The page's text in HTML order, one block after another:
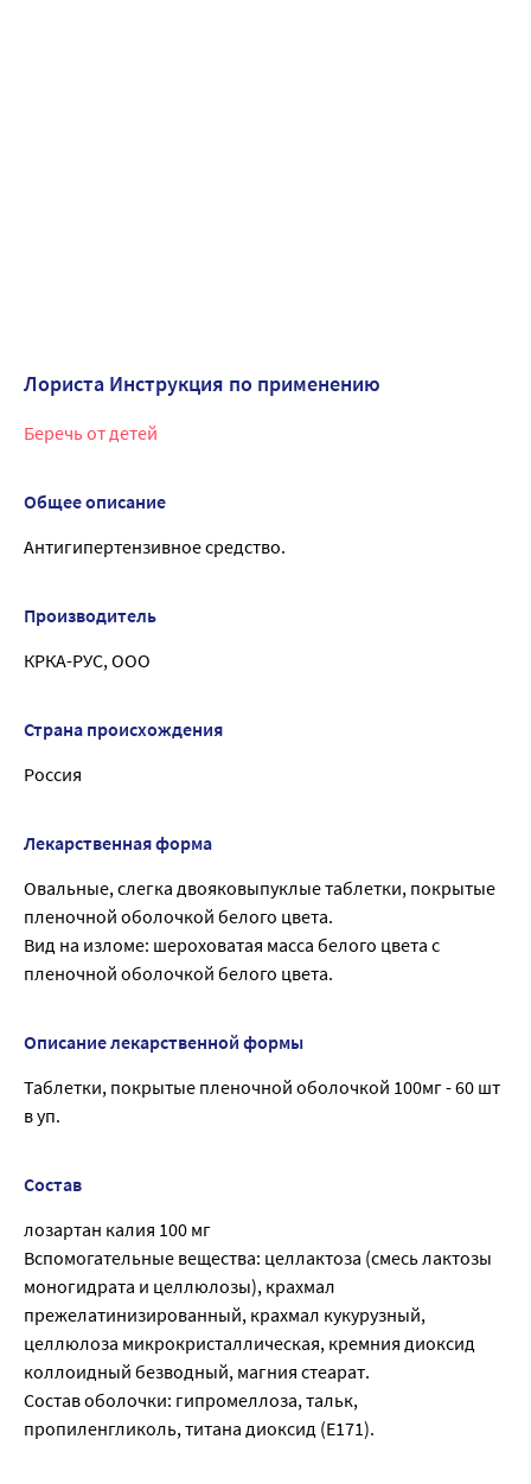
Лориста Инструкция по применению
Беречь от детей
Общее описание
Антигипертензивное средство.
Производитель
КРКА-РУС, ООО
Страна происхождения
Россия
Лекарственная форма
Овальные, слегка двояковыпуклые таблетки, покрытые
пленочной оболочкой белого цвета.
Вид на изломе: шероховатая масса белого цвета с
пленочной оболочкой белого цвета.
Описание лекарственной формы
Таблетки, покрытые пленочной оболочкой 100мг - 60 шт
в уп.
Состав
лозартан калия 100 мг
Вспомогательные вещества: целлактоза (смесь лактозы
моногидрата и целлюлозы), крахмал
прежелатинизированный, крахмал кукурузный,
целлюлоза микрокристаллическая, кремния диоксид
коллоидный безводный, магния стеарат.
Состав оболочки: гипромеллоза, тальк,
пропиленгликоль, титана диоксид (Е171).